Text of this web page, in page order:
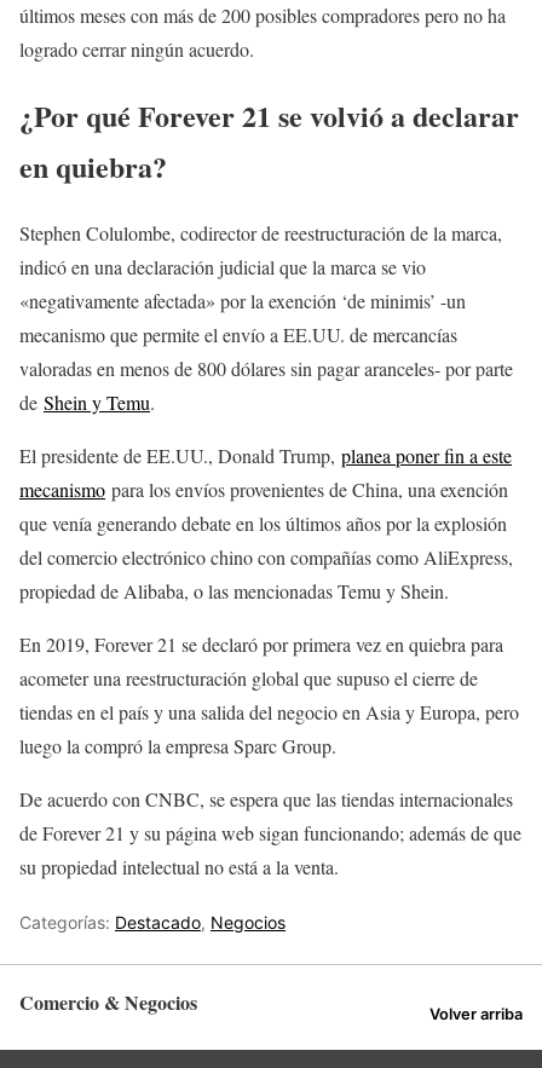
últimos meses con más de 200 posibles compradores pero no ha
logrado cerrar ningún acuerdo.
¿Por qué Forever 21 se volvió a declarar
en quiebra?
Stephen Colulombe, codirector de reestructuración de la marca,
indicó en una declaración judicial que la marca se vio
«negativamente afectada» por la exención ‘de minimis’ -un
mecanismo que permite el envío a EE.UU. de mercancías
valoradas en menos de 800 dólares sin pagar aranceles- por parte
de Shein y Temu.
El presidente de EE.UU., Donald Trump, planea poner fin a este
mecanismo para los envíos provenientes de China, una exención
que venía generando debate en los últimos años por la explosión
del comercio electrónico chino con compañías como AliExpress,
propiedad de Alibaba, o las mencionadas Temu y Shein.
En 2019, Forever 21 se declaró por primera vez en quiebra para
acometer una reestructuración global que supuso el cierre de
tiendas en el país y una salida del negocio en Asia y Europa, pero
luego la compró la empresa Sparc Group.
De acuerdo con CNBC, se espera que las tiendas internacionales
de Forever 21 y su página web sigan funcionando; además de que
su propiedad intelectual no está a la venta.
Categorías: Destacado, Negocios
Comercio & Negocios Volver arriba